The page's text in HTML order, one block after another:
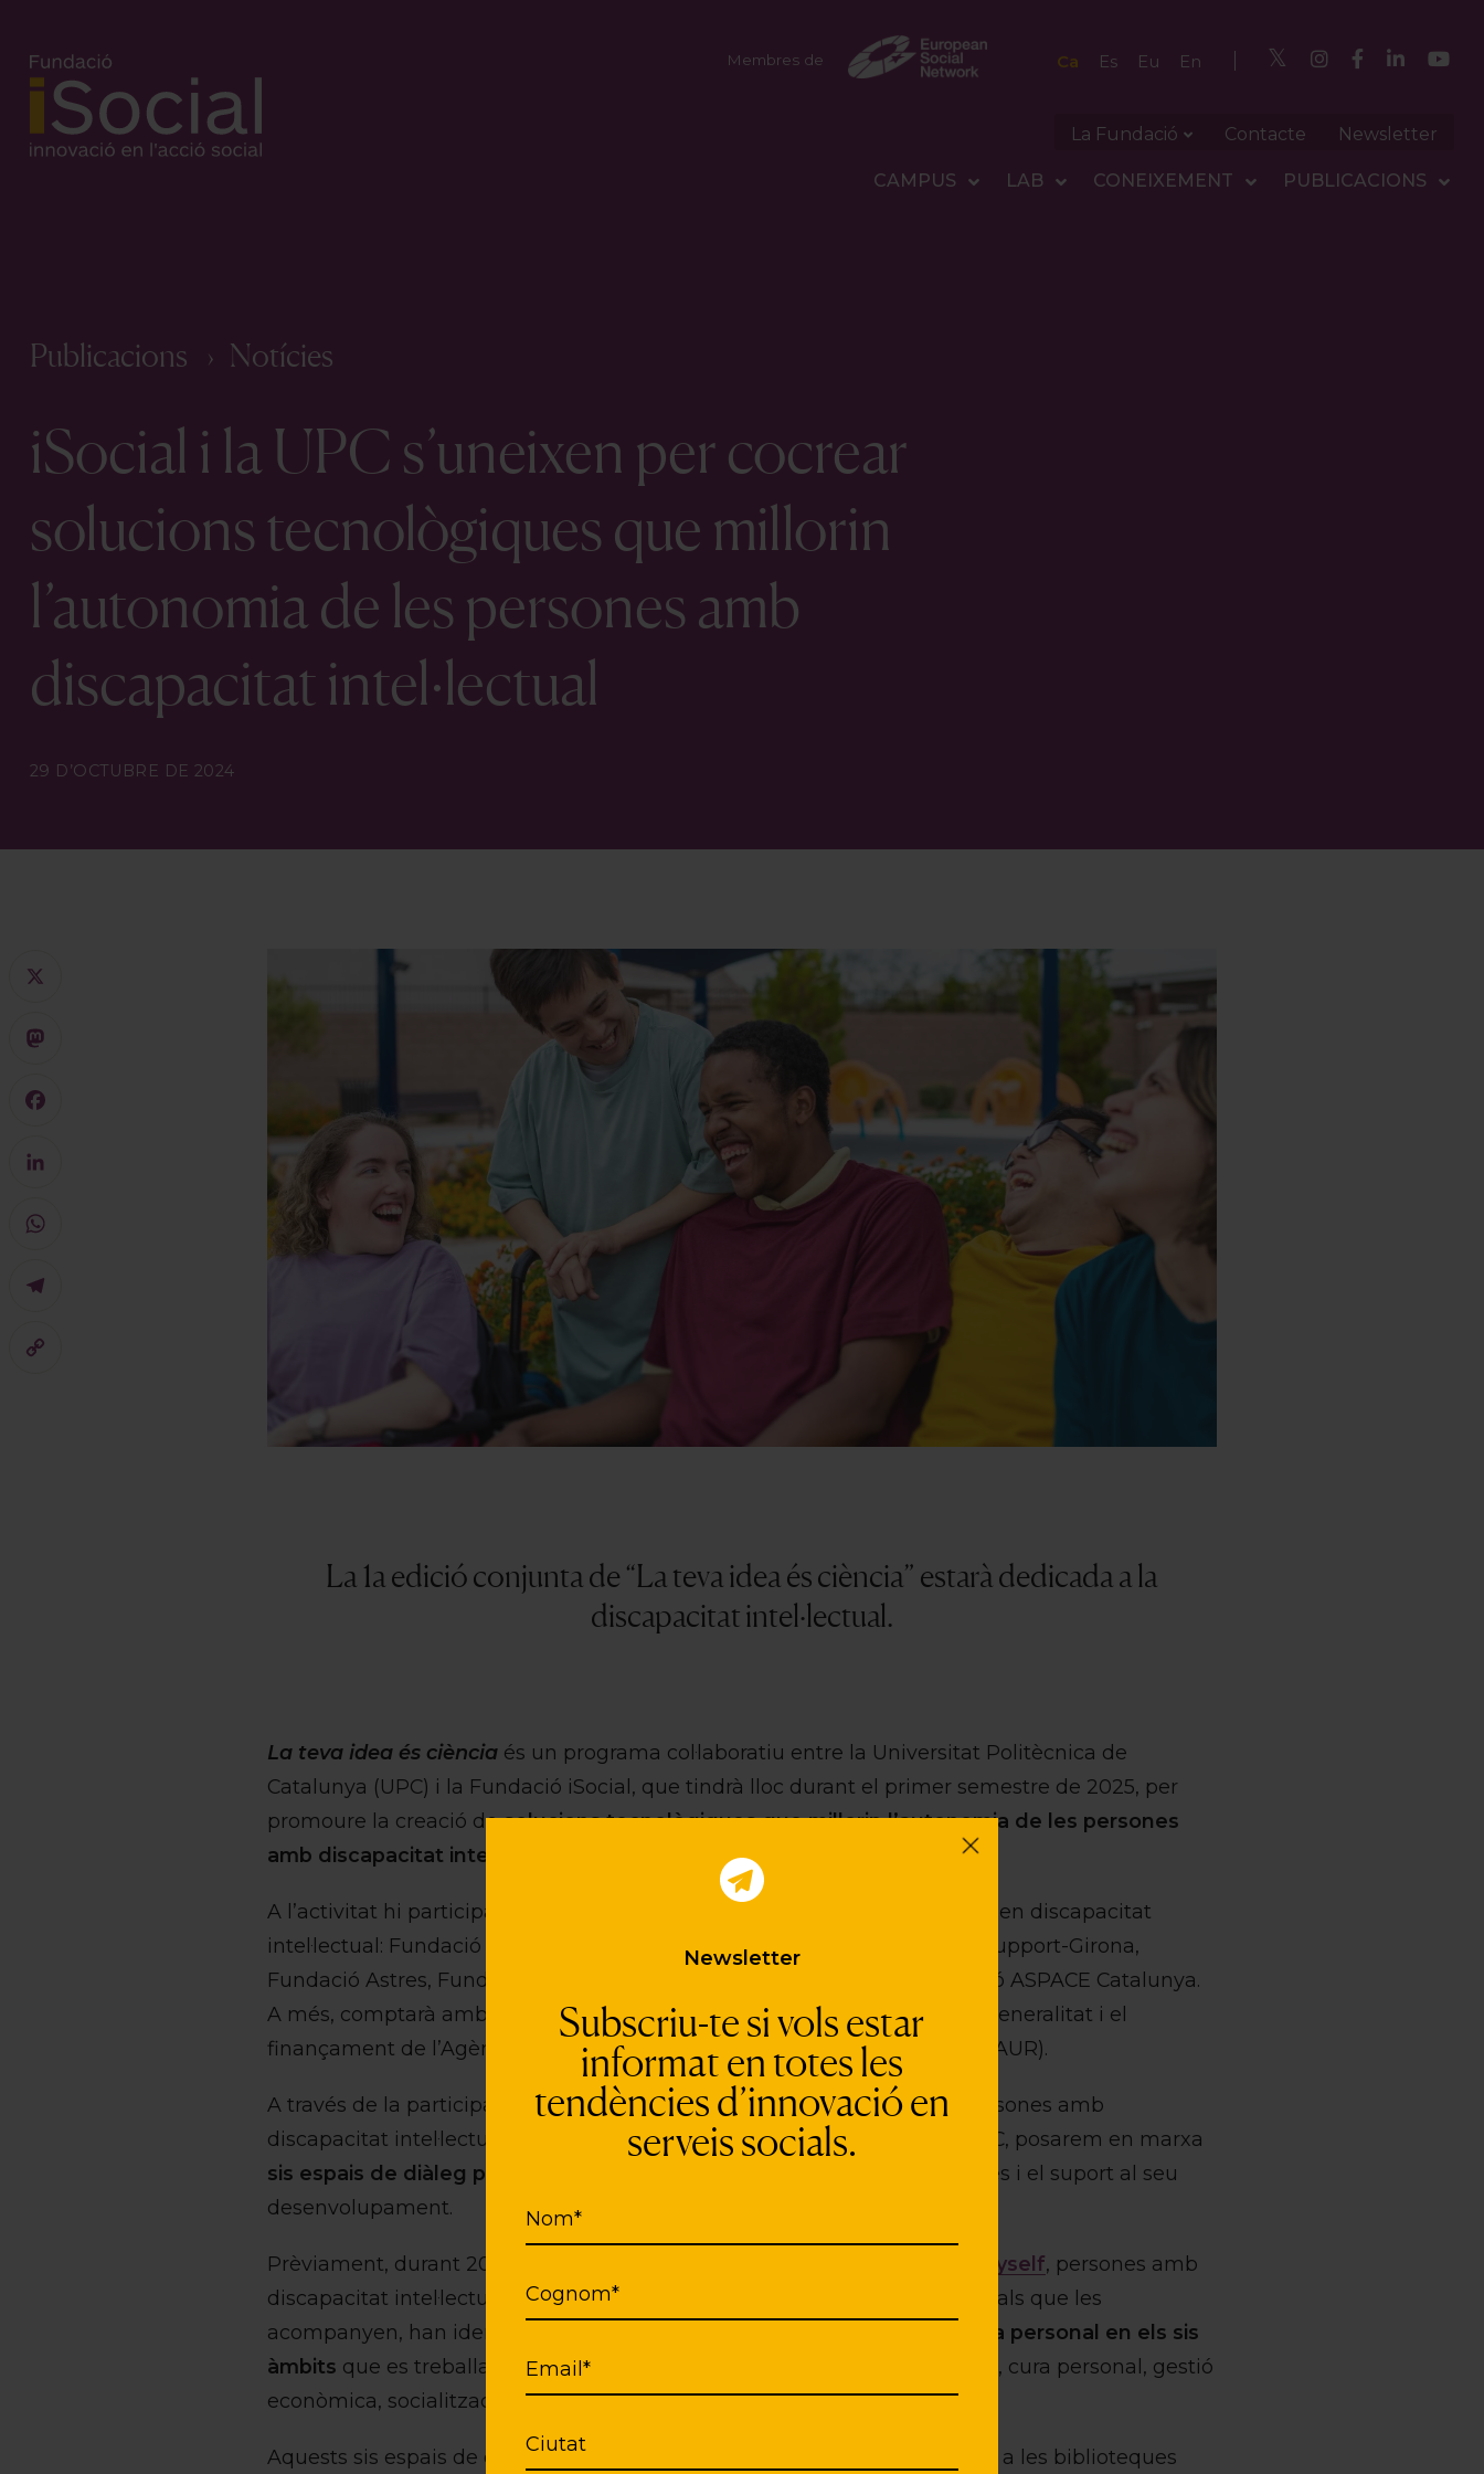
Newsletter
Subscriu-te si vols estar
informat en totes les
tendències d’innovació en
serveis socials.
Nom*
Cognom*
Email*
Ciutat
Membres de Ca Es Eu En
La Fundació Contacte Newsletter
CAMPUS LAB CONEIXEMENT PUBLICACIONS
Publicacions Notícies
iSocial i la UPC s’uneixen per cocrear
solucions tecnològiques que millorin
l’autonomia de les persones amb
discapacitat intel·lectual
29 D’OCTUBRE DE 2024
La 1a edició conjunta de “La teva idea és ciència” estarà dedicada a la
discapacitat intel·lectual.
La teva idea és ciència és un programa col·laboratiu entre la Universitat Politècnica de
Catalunya (UPC) i la Fundació iSocial, que tindrà lloc durant el primer semestre de 2025, per
promoure la creació desolucions tecnològiques que millorin l’autonomia de les persones
amb discapacitat intel·lectual
A l’activitat hi participaran set entitats membres d’iSocial especialitzades en discapacitat
intel·lectual: Fundació El Maresme, Fundació Ampans, Associació ALBA, Support-Girona,
Fundació Astres, Fundació Catalana Síndrome de Down (FCSD) i Fundació ASPACE Catalunya.
A més, comptarà amb el suport del Departament de Drets Socials de la Generalitat i el
finançament de l’Agència de Gestió d’Ajuts Universitaris i de Recerca (AGAUR).
A través de la participació de professionals d’aquestes set entitats, de persones amb
discapacitat intel·lectual, de personal investigador i d’estudiants de la UPC, posarem en marxa
sis espais de diàleg per a la ideació de solucions
, la selecció de propostes i el suport al seu
desenvolupament.
Prèviament, durant 2024, en el marc del grup de treball d’iSocial All by myself, persones amb
discapacitat intel·lectual de les set entitats, juntament amb els professionals que les
acompanyen, han identificat
un total de 150 dificultats per a l’autonomia personal en els sis
àmbits que es treballaran en els respectius espais de diàleg: comunicació, cura personal, gestió
econòmica, socialització, tasques domèstiques i mobilitat.
Aquests sis espais de diàleg entre agents socials i tecnològics tindran lloc a les biblioteques
Mastodon
Facebook
LinkedIn
WhatsApp
Telegram